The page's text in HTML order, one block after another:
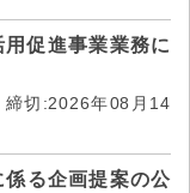
促進事業業務に
切:2026年08月14
係る企画提案の公